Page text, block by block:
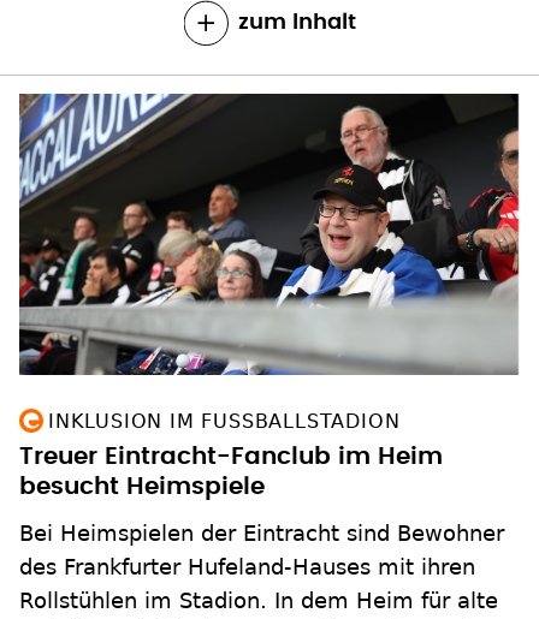
zum Inhalt
INKLUSION IM FUSSBALLSTADION
Treuer Eintracht-Fanclub im Heim
besucht Heimspiele
Bei Heimspielen der Eintracht sind Bewohner
des Frankfurter Hufeland-Hauses mit ihren
Rollstühlen im Stadion. In dem Heim für alte